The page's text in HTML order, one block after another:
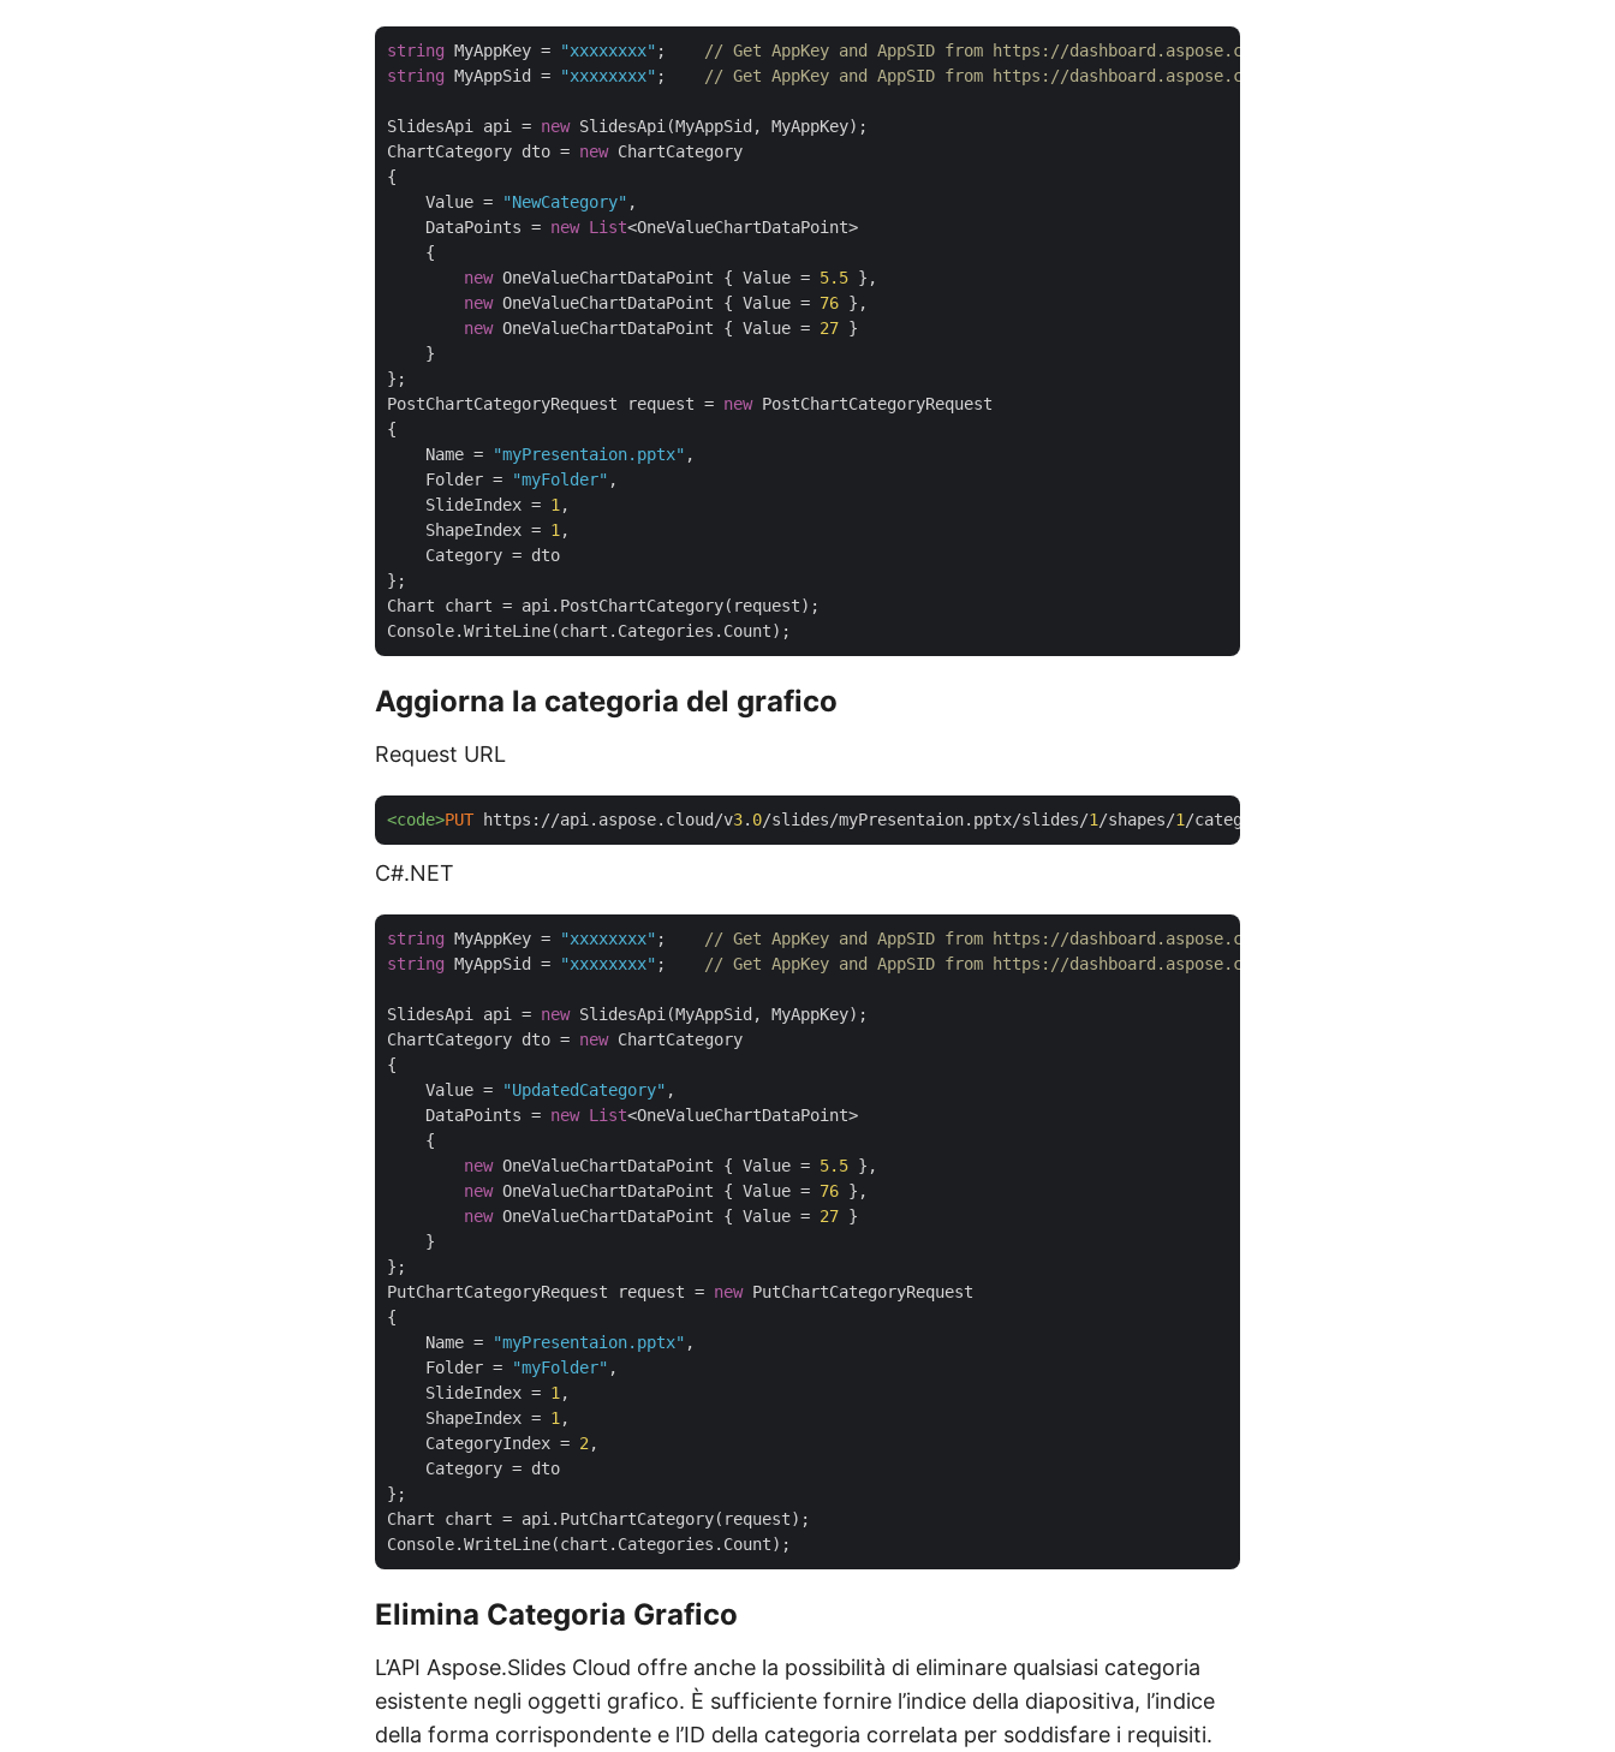
string MyAppKey = "xxxxxxxx" ; // Get AppKey and AppSID from https://dashboard.aspose.cloud/
string MyAppSid = "xxxxxxxx" ; // Get AppKey and AppSID from https://dashboard.aspose.cloud/
SlidesApi api = new SlidesApi(MyAppSid, MyAppKey);
ChartCategory dto = new ChartCategory
{
    Value =
"NewCategory" ,
    DataPoints =
new List<OneValueChartDataPoint>
    {
new OneValueChartDataPoint { Value = 5.5 },
new OneValueChartDataPoint { Value = 76 },
new OneValueChartDataPoint { Value = 27 }
    }
};
PostChartCategoryRequest request = new PostChartCategoryRequest
{
    Name =
"myPresentaion.pptx" ,
    Folder =
"myFolder" ,
    SlideIndex =
1,
    ShapeIndex =
1,
    Category = dto
};
Chart chart = api.PostChartCategory(request);
Aggiorna la categoria del grafico
Request URL
<code>PUT https://api.aspose.cloud/v3. 0/slides/myPresentaion.pptx/slides/1/shapes/1/categories/
C#.NET
string MyAppKey = "xxxxxxxx" ; // Get AppKey and AppSID from https://dashboard.aspose.cloud/
string MyAppSid = "xxxxxxxx" ; // Get AppKey and AppSID from https://dashboard.aspose.cloud/
SlidesApi api = new SlidesApi(MyAppSid, MyAppKey);
ChartCategory dto = new ChartCategory
{
Value =
"UpdatedCategory" ,
DataPoints = new List<OneValueChartDataPoint>
{
new OneValueChartDataPoint { Value = 5.5 },
new OneValueChartDataPoint { Value = 76 },
new OneValueChartDataPoint { Value = 27 }
}
};
PutChartCategoryRequest request = new PutChartCategoryRequest
{
Name =
"myPresentaion.pptx" ,
Folder =
"myFolder" ,
SlideIndex = 1,
ShapeIndex = 1,
CategoryIndex = 2,
Category = dto
};
Chart chart = api.PutChartCategory(request);
Elimina Categoria Grafico
L’API Aspose.Slides Cloud offre anche la possibilità di eliminare qualsiasi categoria
esistente negli oggetti grafico. È sufficiente fornire l’indice della diapositiva, l’indice
della forma corrispondente e l’ID della categoria correlata per soddisfare i requisiti.